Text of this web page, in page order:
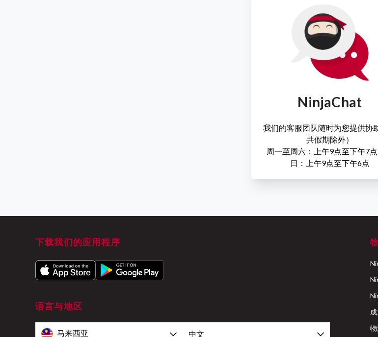
NinjaChat
我们的客服团队随时为您提供协
共假期除外）
周一至周六：上午9点至下午7
日：上午9点至下午6点
下载我们的应用程序
语言与地区
马来西亚 中文